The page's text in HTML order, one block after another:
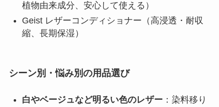
植物由来成分、安心して使える）
Geist レザーコンディショナー（高浸透・耐収
縮、長期保湿）
シーン別・悩み別の用品選び
白やベージュなど明るい色のレザー ：染料移り